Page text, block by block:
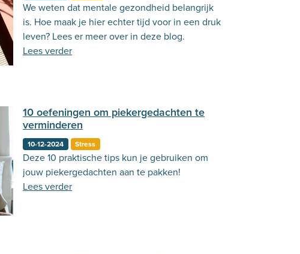
We weten dat mentale gezondheid belangrijk
is. Hoe maak je hier echter tijd voor in een druk
leven? Lees er meer over in deze blog.
Lees verder
10 oefeningen om piekergedachten te
verminderen
10-12-2024 Stress
Deze 10 praktische tips kun je gebruiken om
jouw piekergedachten aan te pakken!
Lees verder